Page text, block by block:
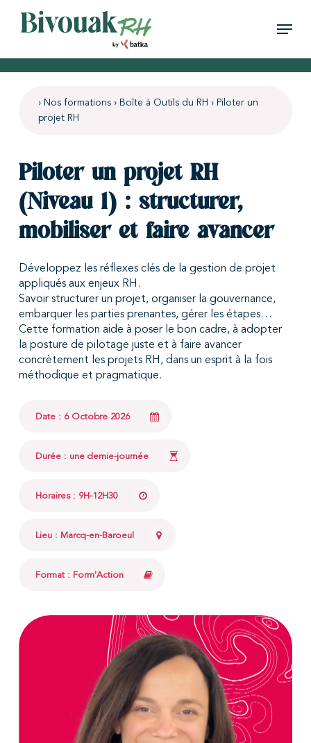
Menu
› Nos formations › Boîte à Outils du RH › Piloter un
projet RH
Piloter un projet RH
(Niveau 1) : structurer,
mobiliser et faire avancer
Développez les réflexes clés de la gestion de projet
appliqués aux enjeux RH.
Savoir structurer un projet, organiser la gouvernance,
embarquer les parties prenantes, gérer les étapes…
Cette formation aide à poser le bon cadre, à adopter
la posture de pilotage juste et à faire avancer
concrètement les projets RH, dans un esprit à la fois
méthodique et pragmatique.
Date : 6 Octobre 2026
Durée : une demie-journée
Horaires : 9H-12H30
Lieu : Marcq-en-Baroeul
Format : Form'Action
Menu